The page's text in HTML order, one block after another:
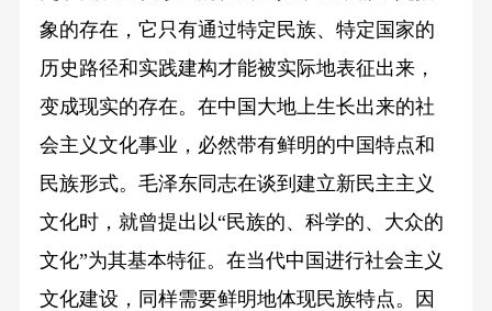
象的存在，它只有通过特定民族、特定国家的
历史路径和实践建构才能被实际地表征出来，
变成现实的存在。在中国大地上生长出来的社
会主义文化事业，必然带有鲜明的中国特点和
民族形式。毛泽东同志在谈到建立新民主主义
文化时，就曾提出以“民族的、科学的、大众的
文化”为其基本特征。在当代中国进行社会主义
文化建设，同样需要鲜明地体现民族特点。因